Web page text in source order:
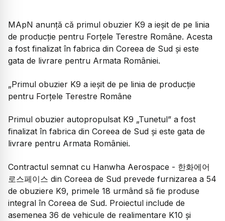
MApN anunță că primul obuzier K9 a ieșit de pe linia
de producție pentru Forţele Terestre Române. Acesta
a fost finalizat în fabrica din Coreea de Sud și este
gata de livrare pentru Armata României.
„Primul obuzier K9 a ieșit de pe linia de producție
pentru Forţele Terestre Române
Primul obuzier autopropulsat K9 „Tunetul” a fost
finalizat în fabrica din Coreea de Sud și este gata de
livrare pentru Armata României.
Contractul semnat cu Hanwha Aerospace - 한화에어
로스페이스 din Coreea de Sud prevede furnizarea a 54
de obuziere K9, primele 18 urmând să fie produse
integral în Coreea de Sud. Proiectul include de
asemenea 36 de vehicule de realimentare K10 și